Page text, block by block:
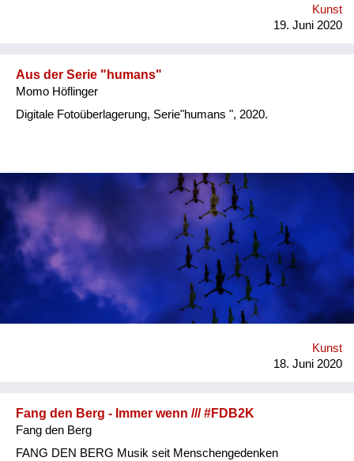
Kunst
19. Juni 2020
Aus der Serie "humans"
Momo Höflinger
Digitale Fotoüberlagerung, Serie"humans ", 2020.
Kunst
18. Juni 2020
Fang den Berg - Immer wenn /// #FDB2K
Fang den Berg
FANG DEN BERG Musik seit Menschengedenken